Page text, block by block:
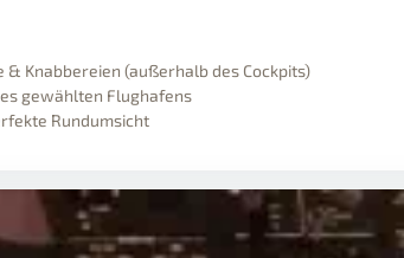
Knabbereien (außerhalb des Cockpits)
gewählten Flughafens
Rundumsicht